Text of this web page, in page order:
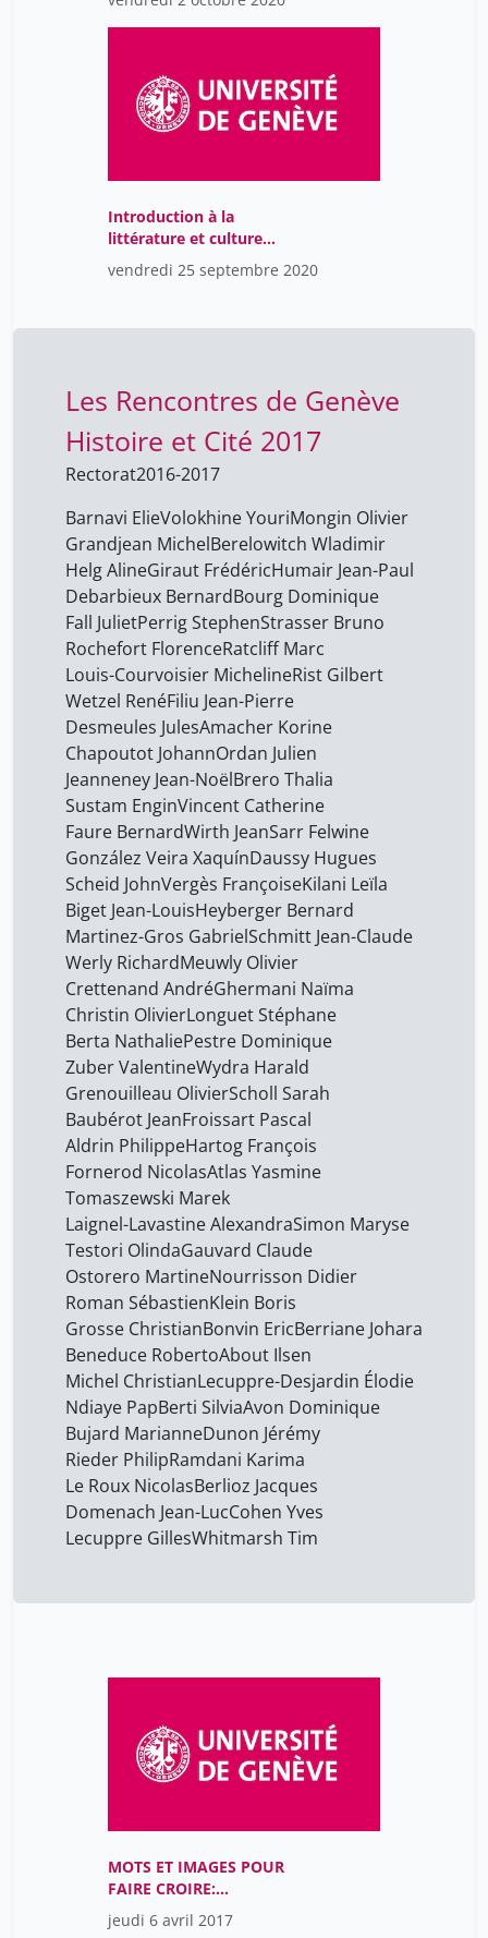
(CR, en allemand)
Introduction à la
littérature et culture
allemandes médiévales
(CR, en allemand)
vendredi 25 septembre 2020
Les Rencontres de Genève
Histoire et Cité 2017
Rectorat2016-2017
Barnavi ElieVolokhine YouriMongin Olivier
Grandjean MichelBerelowitch Wladimir
Helg AlineGiraut FrédéricHumair Jean-Paul
Debarbieux BernardBourg Dominique
Fall JulietPerrig StephenStrasser Bruno
Rochefort FlorenceRatcliff Marc
Louis-Courvoisier MichelineRist Gilbert
Wetzel RenéFiliu Jean-Pierre
Desmeules JulesAmacher Korine
Chapoutot JohannOrdan Julien
Jeanneney Jean-NoëlBrero Thalia
Sustam EnginVincent Catherine
Faure BernardWirth JeanSarr Felwine
González Veira XaquínDaussy Hugues
Scheid JohnVergès FrançoiseKilani Leïla
Biget Jean-LouisHeyberger Bernard
Martinez-Gros GabrielSchmitt Jean-Claude
Werly RichardMeuwly Olivier
Crettenand AndréGhermani Naïma
Christin OlivierLonguet Stéphane
Berta NathaliePestre Dominique
Zuber ValentineWydra Harald
Grenouilleau OlivierScholl Sarah
Baubérot JeanFroissart Pascal
Aldrin PhilippeHartog François
Fornerod NicolasAtlas Yasmine
Tomaszewski Marek
Laignel-Lavastine AlexandraSimon Maryse
Testori OlindaGauvard Claude
Ostorero MartineNourrisson Didier
Roman SébastienKlein Boris
Grosse ChristianBonvin EricBerriane Johara
Beneduce RobertoAbout Ilsen
Michel ChristianLecuppre-Desjardin Élodie
Ndiaye PapBerti SilviaAvon Dominique
Bujard MarianneDunon Jérémy
Rieder PhilipRamdani Karima
Le Roux NicolasBerlioz Jacques
Domenach Jean-LucCohen Yves
Lecuppre GillesWhitmarsh Tim
MOTS ET IMAGES POUR
FAIRE CROIRE:
PRÉDICATION ET
HAGIOGRAPHIE DANS
jeudi 6 avril 2017